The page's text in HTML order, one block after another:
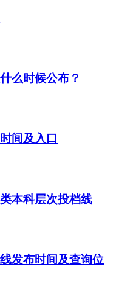
么时候公布？
间及入口
本科层次投档线
发布时间及查询位